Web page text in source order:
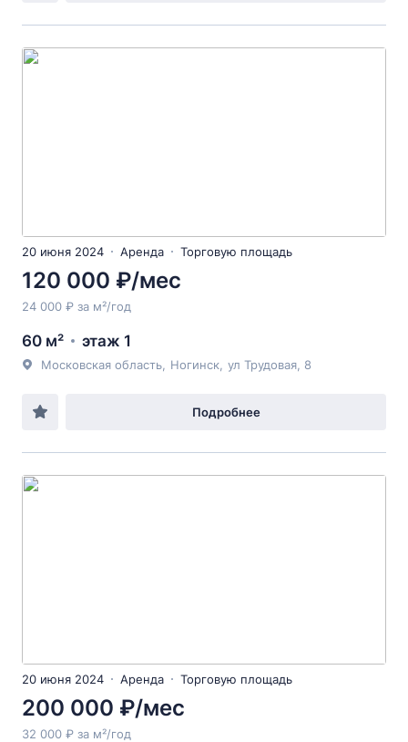
20 июня 2024 Аренда Торговую площадь
120 000 ₽/мес
24 000 ₽ за м²/год
60 м² этаж 1
Московская область Ногинск ул Трудовая , 8
Подробнее
20 июня 2024 Аренда Торговую площадь
200 000 ₽/мес
32 000 ₽ за м²/год